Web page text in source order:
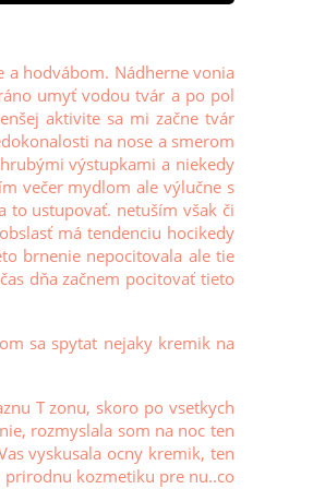
a hodvábom. Nádherne vonia
umyť vodou tvár a po pol
aktivite sa mi začne tvár
na nose a smerom
výstupkami a niekedy
večer mydlom ale výlučne s
to ustupovať. netuším však či
má tendenciu hocikedy
brnenie nepocitovala ale tie
dňa začnem pocitovať tieto
sa spytat nejaky kremik na
T zonu, skoro po vsetkych
rozmyslala som na noc ten
vyskusala ocny kremik, ten
kozmetiku pre nu..co